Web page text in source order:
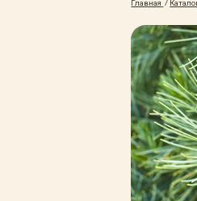
Главная /